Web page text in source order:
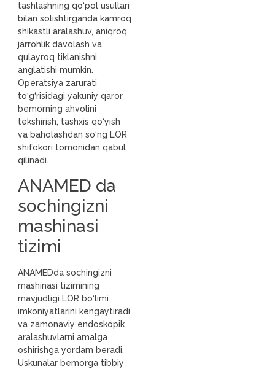
tashlashning qo‘pol usullari
bilan solishtirganda kamroq
shikastli aralashuv, aniqroq
jarrohlik davolash va
qulayroq tiklanishni
anglatishi mumkin.
Operatsiya zarurati
to‘g‘risidagi yakuniy qaror
bemorning ahvolini
tekshirish, tashxis qo‘yish
va baholashdan so‘ng LOR
shifokori tomonidan qabul
qilinadi.
ANAMED da
sochingizni
mashinasi
tizimi
ANAMEDda sochingizni
mashinasi tizimining
mavjudligi LOR bo‘limi
imkoniyatlarini kengaytiradi
va zamonaviy endoskopik
aralashuvlarni amalga
oshirishga yordam beradi.
Uskunalar bemorga tibbiy